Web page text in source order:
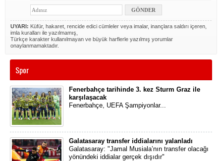
UYARI: Küfür, hakaret, rencide edici cümleler veya imalar, inançlara saldırı içeren,
imla kuralları ile yazılmamış,
Türkçe karakter kullanılmayan ve büyük harflerle yazılmış yorumlar
onaylanmamaktadır.
Spor
Fenerbahçe tarihinde 3. kez Sturm Graz ile
karşılaşacak
Fenerbahçe, UEFA Şampiyonlar...
Galatasaray transfer iddialarını yalanladı
Galatasaray: "Jamal Musiala’nın transfer olacağı
yönündeki iddialar gerçek dışıdır"